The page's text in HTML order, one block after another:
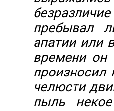
пребывал
апатии или
времени он
произносил
челюсти
пыль